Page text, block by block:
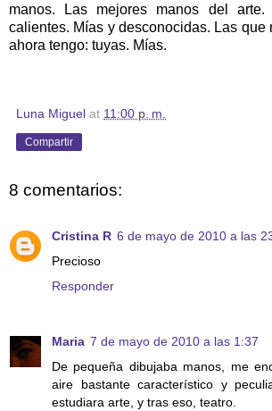
manos. Las mejores manos del arte.
calientes. Mías y desconocidas. Las que
ahora tengo: tuyas. Mías.
Luna Miguel at 11:00 p. m.
Compartir
8 comentarios:
Cristina R 6 de mayo de 2010 a las
Precioso
Responder
Maria 7 de mayo de 2010 a las 1:37
De pequeña dibujaba manos, me
aire bastante característico y
estudiara arte, y tras eso, teatro.